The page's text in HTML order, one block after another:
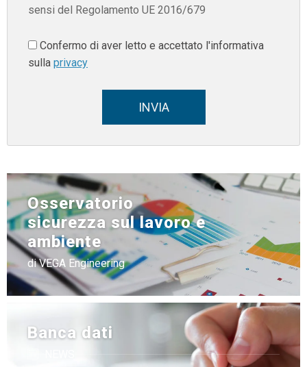
sensi del Regolamento UE 2016/679
Confermo di aver letto e accettato l'informativa
sulla privacy
INVIA
Banca dati
Osservatorio
sicurezza sul lavoro e
ambiente
di VEGA Engineering